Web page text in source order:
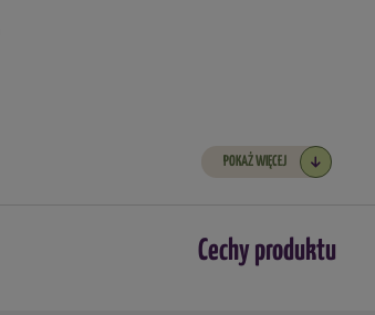
POKAŻ WIĘCEJ
Cechy produktu